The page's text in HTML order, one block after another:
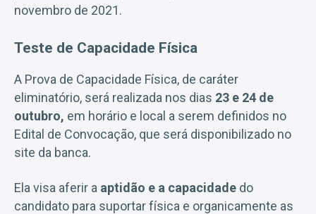
novembro de 2021.
Teste de Capacidade Física
A Prova de Capacidade Física, de caráter
eliminatório, será realizada nos dias 23 e 24 de
outubro, em horário e local a serem definidos no
Edital de Convocação, que será disponibilizado no
site da banca.
Ela visa aferir a aptidão e a capacidade do
candidato para suportar física e organicamente as